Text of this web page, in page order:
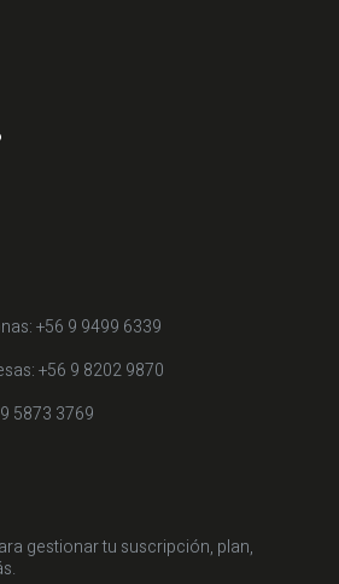
+56 9 9499 6339
+56 9 8202 9870
5873 3769
gestionar tu suscripción, plan,